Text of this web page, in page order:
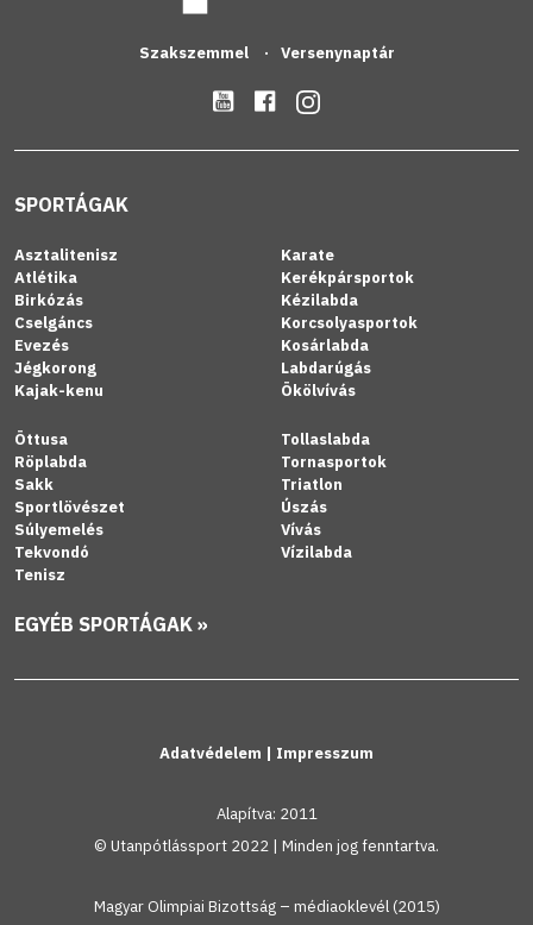
Szakszemmel Versenynaptár
SPORTÁGAK
Asztalitenisz
Atlétika
Birkózás
Cselgáncs
Evezés
Jégkorong
Kajak-kenu
Karate
Kerékpársportok
Kézilabda
Korcsolyasportok
Kosárlabda
Labdarúgás
Ökölvívás
Öttusa
Röplabda
Sakk
Sportlövészet
Súlyemelés
Tekvondó
Tenisz
Tollaslabda
Tornasportok
Triatlon
Úszás
Vívás
Vízilabda
EGYÉB SPORTÁGAK »
Adatvédelem | Impresszum
Alapítva: 2011
© Utanpótlássport 2022 | Minden jog fenntartva.
Magyar Olimpiai Bizottság – médiaoklevél (2015)